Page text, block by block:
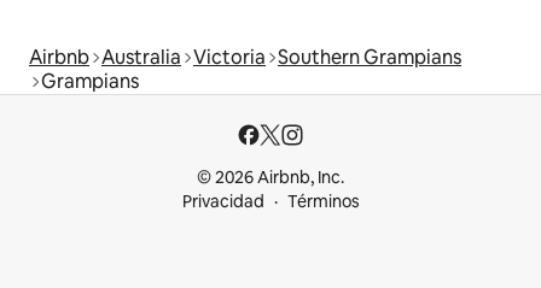
Airbnb Australia Victoria Southern Grampians
Grampians
© 2026 Airbnb, Inc.
Privacidad
Términos